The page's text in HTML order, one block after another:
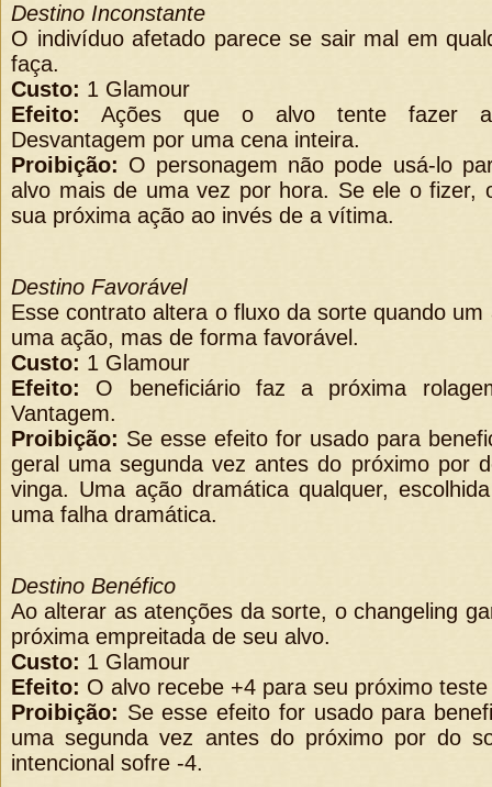
Destino Inconstante
O indivíduo afetado parece se sair mal em
faça.
Custo: 1 Glamour
Efeito: Ações que o alvo tente fazer
Desvantagem por uma cena inteira.
Proibição: O personagem não pode usá-lo
alvo mais de uma vez por hora. Se ele o fizer,
sua próxima ação ao invés de a vítima.
Destino Favorável
Esse contrato altera o fluxo da sorte quando
uma ação, mas de forma favorável.
Custo: 1 Glamour
Efeito: O beneficiário faz a próxima
Vantagem.
Proibição: Se esse efeito for usado para
geral uma segunda vez antes do próximo por
vinga. Uma ação dramática qualquer,
uma falha dramática.
Destino Benéfico
Ao alterar as atenções da sorte, o changeling
próxima empreitada de seu alvo.
Custo: 1 Glamour
Efeito: O alvo recebe +4 para seu próximo
Proibição: Se esse efeito for usado para
uma segunda vez antes do próximo por do
intencional sofre -4.